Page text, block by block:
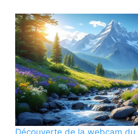
Découverte de la webcam